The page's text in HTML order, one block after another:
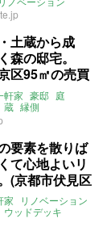
ょうこ
土蔵から成
森の邸宅。
区95㎡の売買
軒家 豪邸 庭
蔵 縁側
要素を散りば
て心地よいリ
(京都市伏見区
件)
家
リノベーション
ウッドデッキ